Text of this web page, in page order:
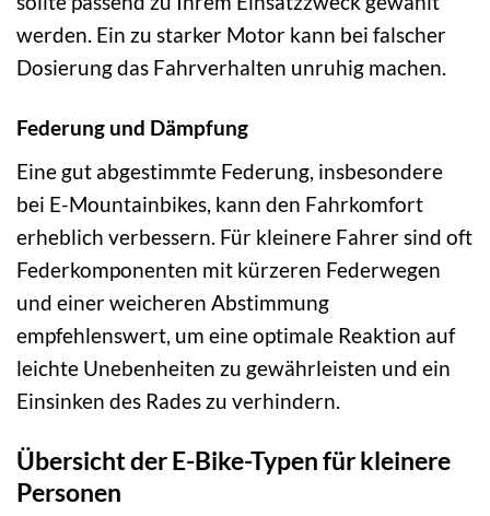
werden. Ein zu starker Motor kann bei falscher
Dosierung das Fahrverhalten unruhig machen.
Federung und Dämpfung
Eine gut abgestimmte Federung, insbesondere
bei E-Mountainbikes, kann den Fahrkomfort
erheblich verbessern. Für kleinere Fahrer sind oft
Federkomponenten mit kürzeren Federwegen
und einer weicheren Abstimmung
empfehlenswert, um eine optimale Reaktion auf
leichte Unebenheiten zu gewährleisten und ein
Einsinken des Rades zu verhindern.
Übersicht der E-Bike-Typen für kleinere
Personen